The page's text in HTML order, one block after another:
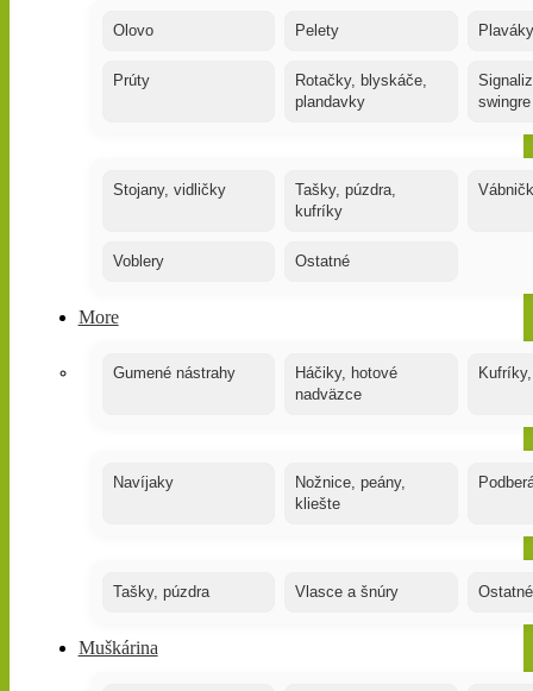
Olovo Pelety
Prúty
Rotačky, blyskáče,
plandavky
swingre
Stojany, vidličky
Tašky, púzdra,
kufríky
Voblery Ostatné
More
Gumené nástrahy
Háčiky, hotové
nadväzce
Navíjaky
Nožnice, peány,
kliešte
Tašky, púzdra Vlasce a šnúry Ostatné
Muškárina